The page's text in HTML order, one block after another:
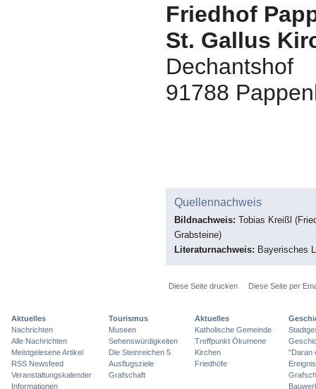
Friedhof
St. Gallus
Dechantshof
91788
Quellennachweis
Bildnachweis: Tobias Kreißl
Grabsteine)
Literaturnachweis: Bayerisches
Diese Seite drucken Diese Seite per
Aktuelles
Nachrichten
Alle Nachrichten
Meistgelesene Artikel
RSS Newsfeed
Veranstaltungskalender
Informationen
Tourismus
Museen
Sehenswürdigkeiten
Die Steinreichen 5
Ausflugsziele
Grafschaft
Aktuelles
Katholische Gemeinde
Treffpunkt Ökumene
Kirchen
Friedhöfe
"Daran